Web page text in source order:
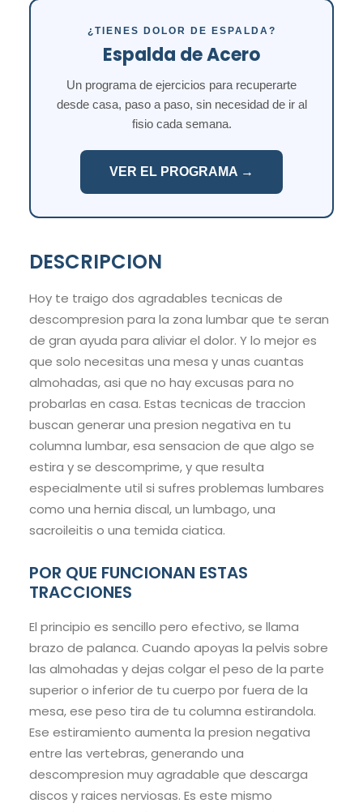
¿TIENES DOLOR DE ESPALDA?
Espalda de Acero
Un programa de ejercicios para recuperarte
desde casa, paso a paso, sin necesidad de ir al
fisio cada semana.
VER EL PROGRAMA →
DESCRIPCION
Hoy te traigo dos agradables tecnicas de
descompresion para la zona lumbar que te seran
de gran ayuda para aliviar el dolor. Y lo mejor es
que solo necesitas una mesa y unas cuantas
almohadas, asi que no hay excusas para no
probarlas en casa. Estas tecnicas de traccion
buscan generar una presion negativa en tu
columna lumbar, esa sensacion de que algo se
estira y se descomprime, y que resulta
especialmente util si sufres problemas lumbares
como una hernia discal, un lumbago, una
sacroileitis o una temida ciatica.
POR QUE FUNCIONAN ESTAS
TRACCIONES
El principio es sencillo pero efectivo, se llama
brazo de palanca. Cuando apoyas la pelvis sobre
las almohadas y dejas colgar el peso de la parte
superior o inferior de tu cuerpo por fuera de la
mesa, ese peso tira de tu columna estirandola.
Ese estiramiento aumenta la presion negativa
entre las vertebras, generando una
descompresion muy agradable que descarga
discos y raices nerviosas. Es este mismo